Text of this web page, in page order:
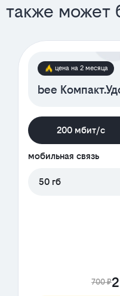
также может
цена на 2 месяца
bee
200 мбит/с
мобильная связь
50 гб
700 ₽